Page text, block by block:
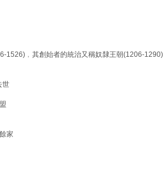
1526)﹐其創始者的統治又稱奴隸王朝(1206-1290)
世
家